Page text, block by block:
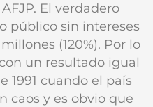
El verdadero
público sin intereses
(120%). Por lo
un resultado igual
1991 cuando el país
caos y es obvio que